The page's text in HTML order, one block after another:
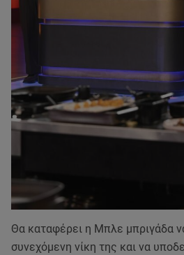
Θα καταφέρει η Μπλε μπριγάδα
συνεχόμενη νίκη της και να